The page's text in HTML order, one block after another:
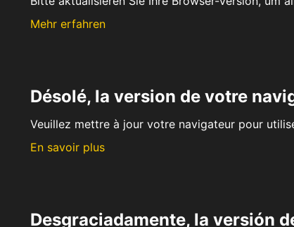
Mehr erfahren
Désolé, la version de votre
Veuillez mettre à jour votre navigateur pour
En savoir plus
Desgraciadamente, la versión